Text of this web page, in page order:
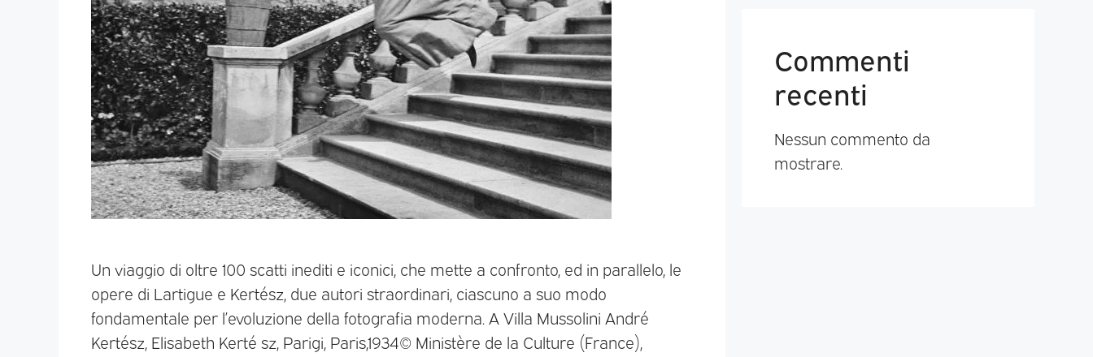
Un viaggio di oltre 100 scatti inediti e iconici, che mette a confronto, ed in parallelo, le
opere di Lartigue e Kertész, due autori straordinari, ciascuno a suo modo
fondamentale per l’evoluzione della fotografia moderna. A Villa Mussolini André
Kertész, Elisabeth Kerté sz, Parigi, Paris,1934© Ministère de la Culture (France),
Commenti
recenti
Nessun commento da
mostrare.